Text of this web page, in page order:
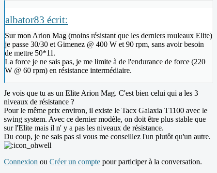
albator83 écrit:
Sur mon Arion Mag (moins résistant que les derniers rouleaux Elite)
je passe 30/30 et Gimenez @ 400 W et 90 rpm, sans avoir besoin
de mettre 50*11.
La force je ne sais pas, je me limite à de l'endurance de force (220
W @ 60 rpm) en résistance intermédiaire.
Je vois que tu as un Elite Arion Mag. C'est bien celui qui a les 3
niveaux de résistance ?
Pour le même prix environ, il existe le Tacx Galaxia T1100 avec le
swing system. Avec ce dernier modèle, on doit être plus stable que
sur l'Elite mais il n' y a pas les niveaux de résistance.
Du coup, je ne sais pas si vous me conseillez l'un plutôt qu'un autre.
Connexion ou Créer un compte pour participer à la conversation.